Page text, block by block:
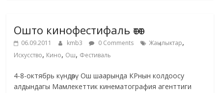
Ошто кинофестифаль өтөт
06.09.2011 kmb3 0 Comments Жаңылыктар,
Искусство, Кино, Ош, Фестиваль
4-8-октябрь күндөрү Ош шаарында КРнын колдоосу
алдындагы Мамлекеттик кинематография агенттиги